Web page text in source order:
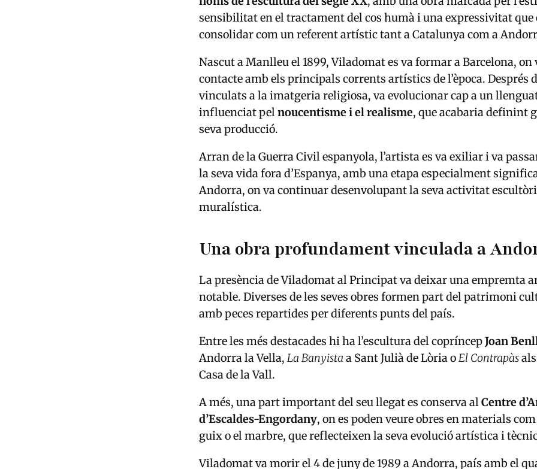
sensibilitat en el tractament del cos humà i una expressivitat que
consolidar com un referent artístic tant a Catalunya com a
Nascut a Manlleu el 1899, Viladomat es va formar a Barcelona, on
contacte amb els principals corrents artístics de l’època. Després
vinculats a la imatgeria religiosa, va evolucionar cap a un
influenciat pel noucentisme i el realisme, que acabaria definint
seva producció.
Arran de la Guerra Civil espanyola, l’artista es va exiliar i va
la seva vida fora d’Espanya, amb una etapa especialment
Andorra, on va continuar desenvolupant la seva activitat
muralística.
Una obra profundament vinculada a
La presència de Viladomat al Principat va deixar una empremta
notable. Diverses de les seves obres formen part del patrimoni
amb peces repartides per diferents punts del país.
Entre les més destacades hi ha l’escultura del copríncepJoan
Andorra la Vella, La Banyista a Sant Julià de Lòria oEl Contrapàs
Casa de la Vall.
A més, una part important del seu llegat es conserva alCentre
d’Escaldes-Engordany, on es poden veure obres en materials
guix o el marbre, que reflecteixen la seva evolució artística i
Viladomat va morir el 4 de juny de 1989 a Andorra, país amb el